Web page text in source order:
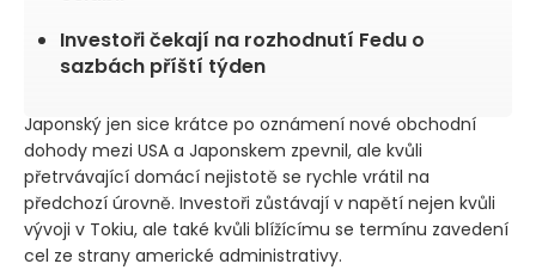
Investoři čekají na rozhodnutí Fedu o
sazbách příští týden
Japonský jen sice krátce po oznámení nové obchodní
dohody mezi USA a Japonskem zpevnil, ale kvůli
přetrvávající domácí nejistotě se rychle vrátil na
předchozí úrovně. Investoři zůstávají v napětí nejen kvůli
vývoji v Tokiu, ale také kvůli blížícímu se termínu zavedení
cel ze strany americké administrativy.